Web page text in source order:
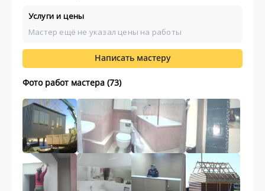
Услуги и цены
Мастер ещё не указал цены на работы
Написать мастеру
Фото работ мастера (73)